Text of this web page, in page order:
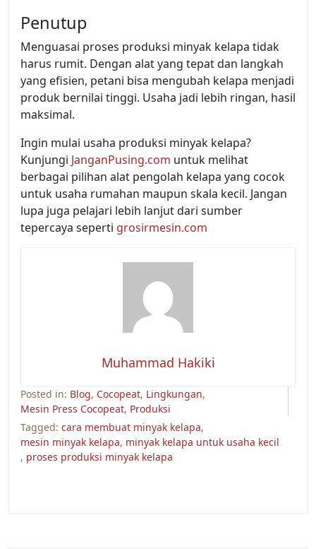
Penutup
Menguasai proses produksi minyak kelapa tidak
harus rumit. Dengan alat yang tepat dan langkah
yang efisien, petani bisa mengubah kelapa menjadi
produk bernilai tinggi. Usaha jadi lebih ringan, hasil
maksimal.
Ingin mulai usaha produksi minyak kelapa?
Kunjungi JanganPusing.com untuk melihat
berbagai pilihan alat pengolah kelapa yang cocok
untuk usaha rumahan maupun skala kecil. Jangan
lupa juga pelajari lebih lanjut dari sumber
tepercaya seperti grosirmesin.com
Muhammad Hakiki
Posted in: Blog, Cocopeat, Lingkungan,
Mesin Press Cocopeat, Produksi
Tagged: cara membuat minyak kelapa,
mesin minyak kelapa, minyak kelapa untuk usaha kecil
, proses produksi minyak kelapa